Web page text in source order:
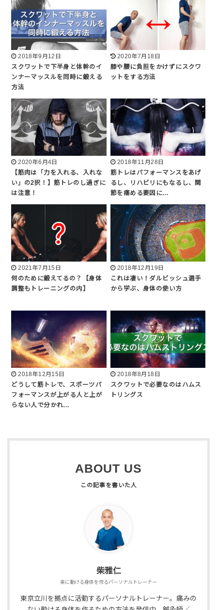
2018年9月12日
スクワットで下半身と体幹のイ
ンナーマッスルを同時に鍛える
方法
2020年7月18日
膝や腰に負担をかけずにスクワ
ットをする方法
2020年6月4日
【筋肉は「力を入れる、入れな
い」の2択！】筋トレのし過ぎに
は注意！
2018年11月28日
筋トレはパフォーマンスをあげ
るし、リハビリにもなるし、関
節を痛める要因に…
2021年7月15日
何のために鍛えてるの？【身体
調整もトレーニングの内】
2018年12月19日
これは凄い！ダルビッシュ選手
から学ぶ、身体の使い方
2018年12月15日
どうして筋トレで、スポーツパ
フォーマンスが上がる人と上が
らない人で分かれ…
2018年8月18日
スクワットで必要なのはハムス
トリングス
ABOUT US
柴雅仁
楽に動ける身体を作るパーソナルトレーナー
東京立川を拠点に活動するパーソナルトレーナー。痛みの